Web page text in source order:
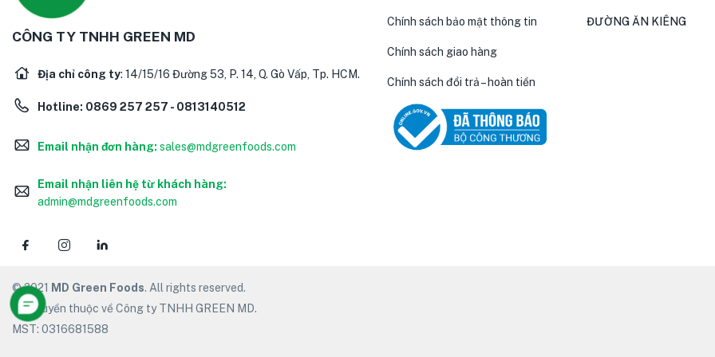
CÔNG TY TNHH GREEN MD
Địa chỉ công ty: 14/15/16 Đường 53, P. 14, Q. Gò Vấp, Tp. HCM.
Hotline: 0869 257 257 - 0813140512
Email nhận đơn hàng: sales@mdgreenfoods.com
Email nhận liên hệ từ khách hàng:
admin@mdgreenfoods.com
Chính sách bảo mật thông tin
Chính sách giao hàng
Chính sách đổi trả – hoàn tiền
ĐƯỜNG ĂN KIÊNG
© 2021 MD Green Foods. All rights reserved.
Bản quyền thuộc về Công ty TNHH GREEN MD.
MST: 0316681588